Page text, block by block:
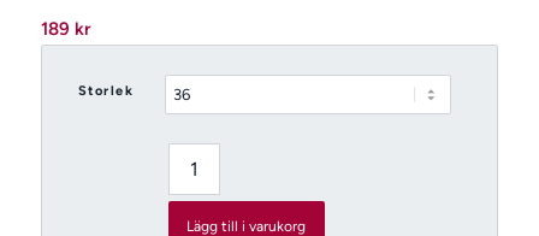
189 kr
Storlek
Lägg till i varukorg